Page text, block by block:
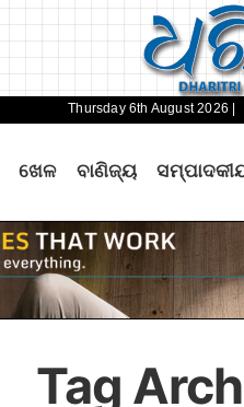
Thursday 6th August 2026 |
ଖେଳ ବାଣିଜ୍ୟ
Tag